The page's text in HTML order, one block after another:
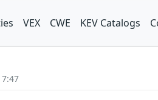
VEX CWE KEV Catalogs